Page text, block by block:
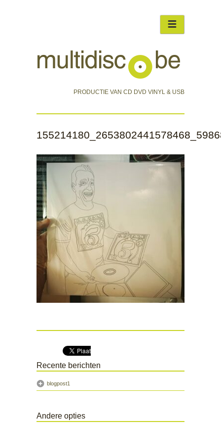
PRODUCTIE VAN CD DVD VINYL & USB
Recente berichten
blogpost1
Andere opties